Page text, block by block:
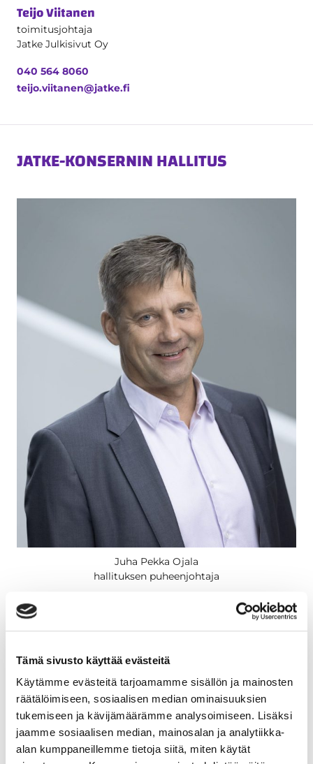
Tämä sivusto käyttää evästeitä
Käytämme evästeitä tarjoamamme sisällön ja mainosten
räätälöimiseen, sosiaalisen median ominaisuuksien
tukemiseen ja kävijämäärämme analysoimiseen. Lisäksi
jaamme sosiaalisen median, mainosalan ja analytiikka-
alan kumppaneillemme tietoja siitä, miten käytät
Teijo Viitanen
toimitusjohtaja
Jatke Julkisivut Oy
040 564 8060
teijo.viitanen@jatke.fi
JATKE-KONSERNIN HALLITUS
Juha Pekka Ojala
hallituksen puheenjohtaja